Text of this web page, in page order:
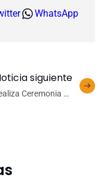
WhatsApp
siguiente
Ceremonia de